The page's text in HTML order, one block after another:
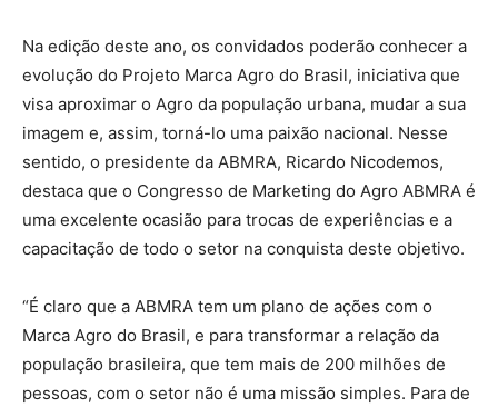
Na edição deste ano, os convidados poderão conhecer a
evolução do Projeto Marca Agro do Brasil, iniciativa que
visa aproximar o Agro da população urbana, mudar a sua
imagem e, assim, torná-lo uma paixão nacional. Nesse
sentido, o presidente da ABMRA, Ricardo Nicodemos,
destaca que o Congresso de Marketing do Agro ABMRA é
uma excelente ocasião para trocas de experiências e a
capacitação de todo o setor na conquista deste objetivo.
“É claro que a ABMRA tem um plano de ações com o
Marca Agro do Brasil, e para transformar a relação da
população brasileira, que tem mais de 200 milhões de
pessoas, com o setor não é uma missão simples. Para de